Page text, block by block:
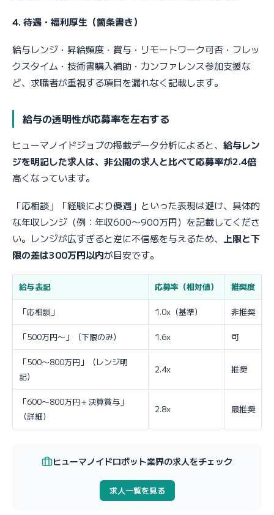
4. 待遇・福利厚生（箇条書き）
給与レンジ・昇給頻度・賞与・リモートワーク可否・フレッ
クスタイム・技術書購入補助・カンファレンス参加支援な
ど、求職者が重視する項目を漏れなく記載します。
給与の透明性が応募率を左右する
ヒューマノイドジョブの掲載データ分析によると、 給与レン
ジを明記した求人は、非公開の求人と比べて応募率が2.4倍
高くなっています。
「応相談」「経験により優遇」といった表現は避け、具体的
な年収レンジ（例：年収600〜900万円）を記載してくださ
い。レンジが広すぎると逆に不信感を与えるため、
上限と下
限の差は300万円以内が目安です。
給与表記 応募率（相対値） 推奨度
「応相談」 1.0x（基準） 非推奨
「500万円〜」（下限のみ） 1.6x 可
「500〜800万円」（レンジ明
記）
2.4x 推奨
「600〜800万円＋決算賞与」
（詳細）
2.8x 最推奨
ヒューマノイドロボット業界の求人をチェック
求人一覧を見る